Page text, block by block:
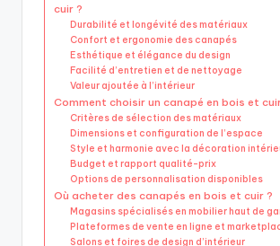
cuir ?
Durabilité et longévité des matériaux
Confort et ergonomie des canapés
Esthétique et élégance du design
Facilité d’entretien et de nettoyage
Valeur ajoutée à l’intérieur
Comment choisir un canapé en bois et
Critères de sélection des matériaux
Dimensions et configuration de l’espace
Style et harmonie avec la décoration
Budget et rapport qualité-prix
Options de personnalisation disponibles
Où acheter des canapés en bois et cuir ?
Magasins spécialisés en mobilier haut de
Plateformes de vente en ligne et
Salons et foires de design d’intérieur